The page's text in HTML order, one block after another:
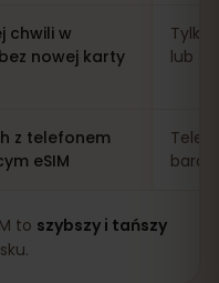
chwili w
nowej karty
Tylko
lub
z telefonem
eSIM
to szybszy i tańszy